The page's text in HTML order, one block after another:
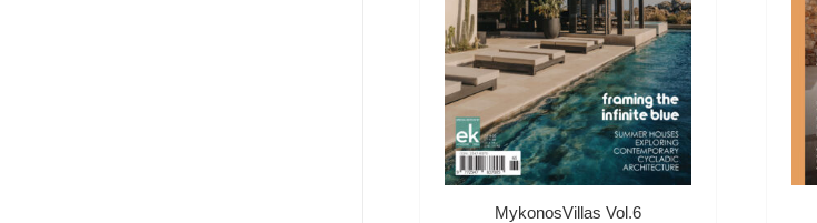
MykonosVillas Vol.6